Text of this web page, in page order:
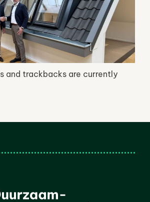
and trackbacks are currently